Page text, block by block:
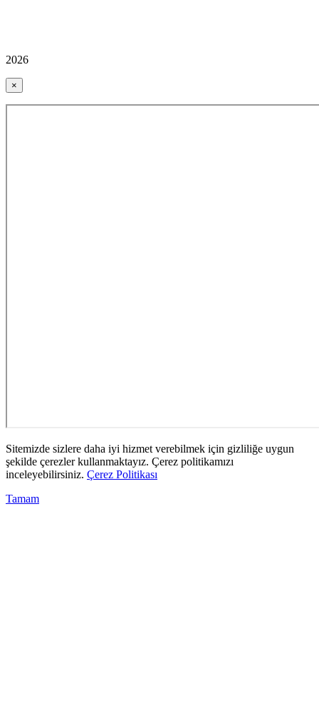
2026
×
Sitemizde sizlere daha iyi hizmet verebilmek için gizliliğe uygun
şekilde çerezler kullanmaktayız. Çerez politikamızı
inceleyebilirsiniz. Çerez Politikası
Tamam